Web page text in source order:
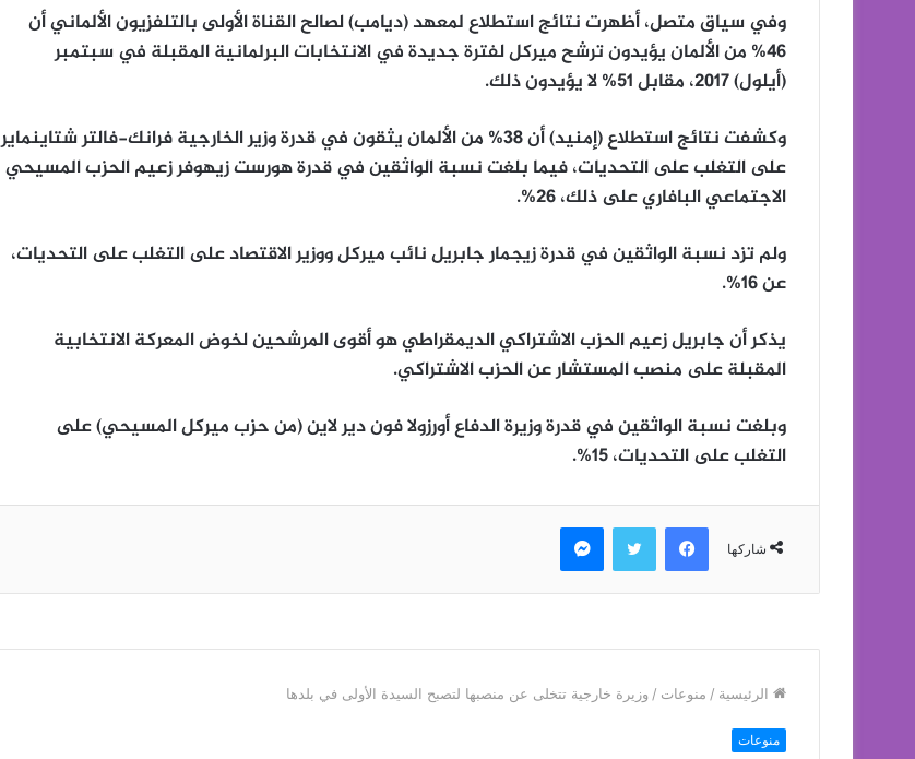
وفي سياق متصل، أظهرت نتائج استطلاع لمعهد (ديامب) لصالح القناة الأولى بالتلفزيون الألماني أن
46% من الألمان يؤيدون ترشح ميركل لفترة جديدة في الانتخابات البرلمانية المقبلة في سبتمبر
(أيلول) 2017، مقابل 51% لا يؤيدون ذلك.
وكشفت نتائج استطلاع (إمنيد) أن 38% من الألمان يثقون في قدرة وزير الخارجية فرانك-فالتر شتاينماير
على التغلب على التحديات، فيما بلغت نسبة الواثقين في قدرة هورست زيهوفر زعيم الحزب المسيحي
الاجتماعي البافاري على ذلك، 26%.
ولم تزد نسبة الواثقين في قدرة زيجمار جابريل نائب ميركل ووزير الاقتصاد على التغلب على التحديات،
عن 16%.
يذكر أن جابريل زعيم الحزب الاشتراكي الديمقراطي هو أقوى المرشحين لخوض المعركة الانتخابية
المقبلة على منصب المستشار عن الحزب الاشتراكي.
وبلغت نسبة الواثقين في قدرة وزيرة الدفاع أورزولا فون دير لاين (من حزب ميركل المسيحي) على
التغلب على التحديات، 15%.
شاركها
فيسبوك تويتر ماسنجر